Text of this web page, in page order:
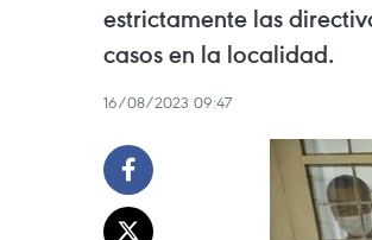
estrictamente las
casos en la localidad.
16/08/2023 09:47